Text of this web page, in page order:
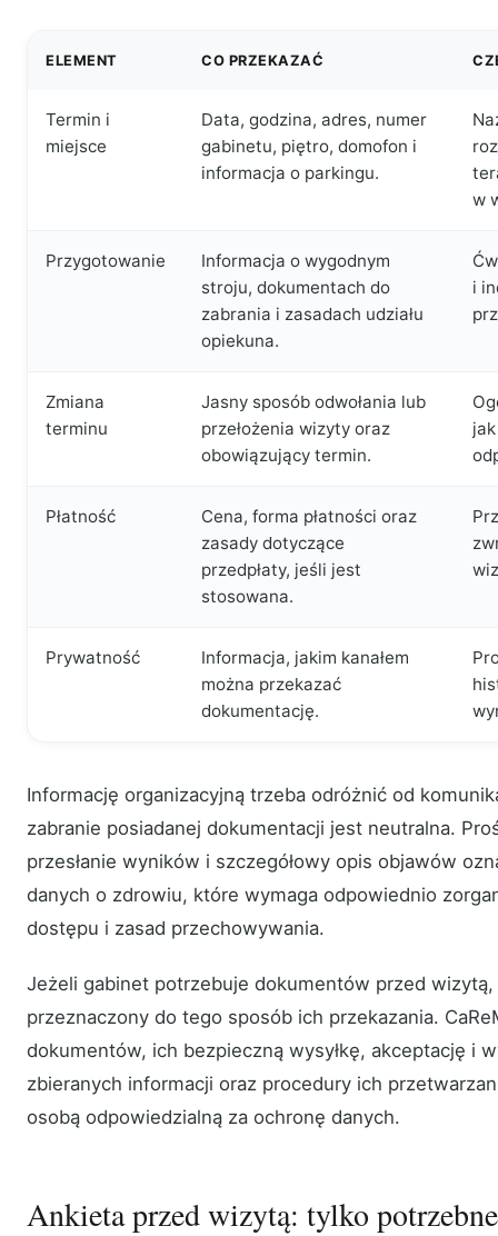
ELEMENT CO PRZEKAZAĆ
Termin i
miejsce
Data, godzina, adres, numer
gabinetu, piętro, domofon i
informacja o parkingu.
w
Przygotowanie
Informacja o wygodnym
stroju, dokumentach do
zabrania i zasadach udziału
opiekuna.
i
Zmiana
terminu
Jasny sposób odwołania lub
przełożenia wizyty oraz
obowiązujący termin.
Płatność
Cena, forma płatności oraz
zasady dotyczące
przedpłaty, jeśli jest
stosowana.
Prywatność
Informacja, jakim kanałem
można przekazać
dokumentację.
Informację organizacyjną trzeba odróżnić od
zabranie posiadanej dokumentacji jest neutralna.
przesłanie wyników i szczegółowy opis objawów
danych o zdrowiu, które wymaga odpowiednio
dostępu i zasad przechowywania.
Jeżeli gabinet potrzebuje dokumentów przed
przeznaczony do tego sposób ich przekazania.
dokumentów, ich bezpieczną wysyłkę, akceptację i
zbieranych informacji oraz procedury ich
osobą odpowiedzialną za ochronę danych.
Ankieta przed wizytą: tylko